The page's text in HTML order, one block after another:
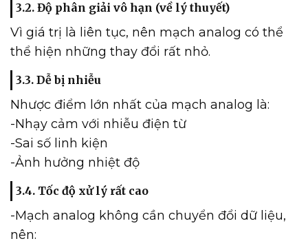
3.2. Độ phân giải vô hạn (về lý thuyết)
Vì giá trị là liên tục, nên mạch analog có thể
thể hiện những thay đổi rất nhỏ.
3.3. Dễ bị nhiễu
Nhược điểm lớn nhất của mạch analog là:
-Nhạy cảm với nhiễu điện từ
-Sai số linh kiện
-Ảnh hưởng nhiệt độ
3.4. Tốc độ xử lý rất cao
-Mạch analog không cần chuyển đổi dữ liệu,
nên: